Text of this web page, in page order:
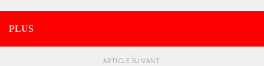
PLUS
ARTICLE SUIVANT